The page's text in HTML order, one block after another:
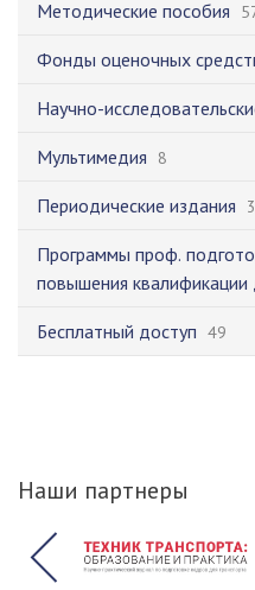
Методические пособия
Фонды оценочных
Научно-
Мультимедия 8
Периодические издания
Программы проф.
повышения
Бесплатный доступ 49
Наши партнеры